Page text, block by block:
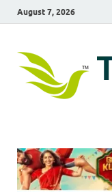
August 7, 2026